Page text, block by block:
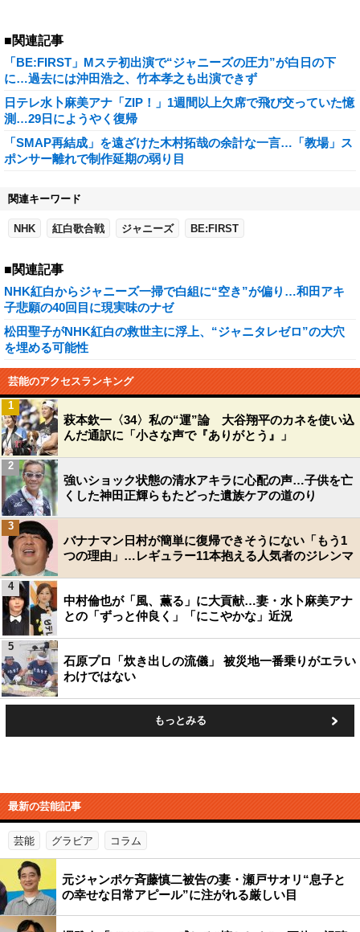
■関連記事
「BE:FIRST」Mステ初出演で“ジャニーズの圧力”が白日の下
に…過去には沖田浩之、竹本孝之も出演できず
日テレ水卜麻美アナ「ZIP！」1週間以上欠席で飛び交っていた憶
測…29日にようやく復帰
「SMAP再結成」を遠ざけた木村拓哉の余計な一言…「教場」ス
ポンサー離れで制作延期の弱り目
関連キーワード
NHK 紅白歌合戦 ジャニーズ BE:FIRST
■関連記事
NHK紅白からジャニーズ一掃で白組に“空き”が偏り…和田アキ
子悲願の40回目に現実味のナゼ
松田聖子がNHK紅白の救世主に浮上、“ジャニタレゼロ”の大穴
を埋める可能性
芸能のアクセスランキング
萩本欽一〈34〉私の“運”論 大谷翔平のカネを使い込
んだ通訳に「小さな声で『ありがとう』」
1
強いショック状態の清水アキラに心配の声…子供を亡
くした神田正輝らもたどった遺族ケアの道のり
2
バナナマン日村が簡単に復帰できそうにない「もう1
つの理由」…レギュラー11本抱える人気者のジレンマ
3
中村倫也が「風、薫る」に大貢献…妻・水卜麻美アナ
との「ずっと仲良く」「にこやかな」近況
4
石原プロ「炊き出しの流儀」 被災地一番乗りがエラい
わけではない
5
もっとみる
最新の芸能記事
芸能 グラビア コラム
元ジャンポケ斉藤慎二被告の妻・瀬戸サオリ“息子と
の幸せな日常アピール”に注がれる厳しい目